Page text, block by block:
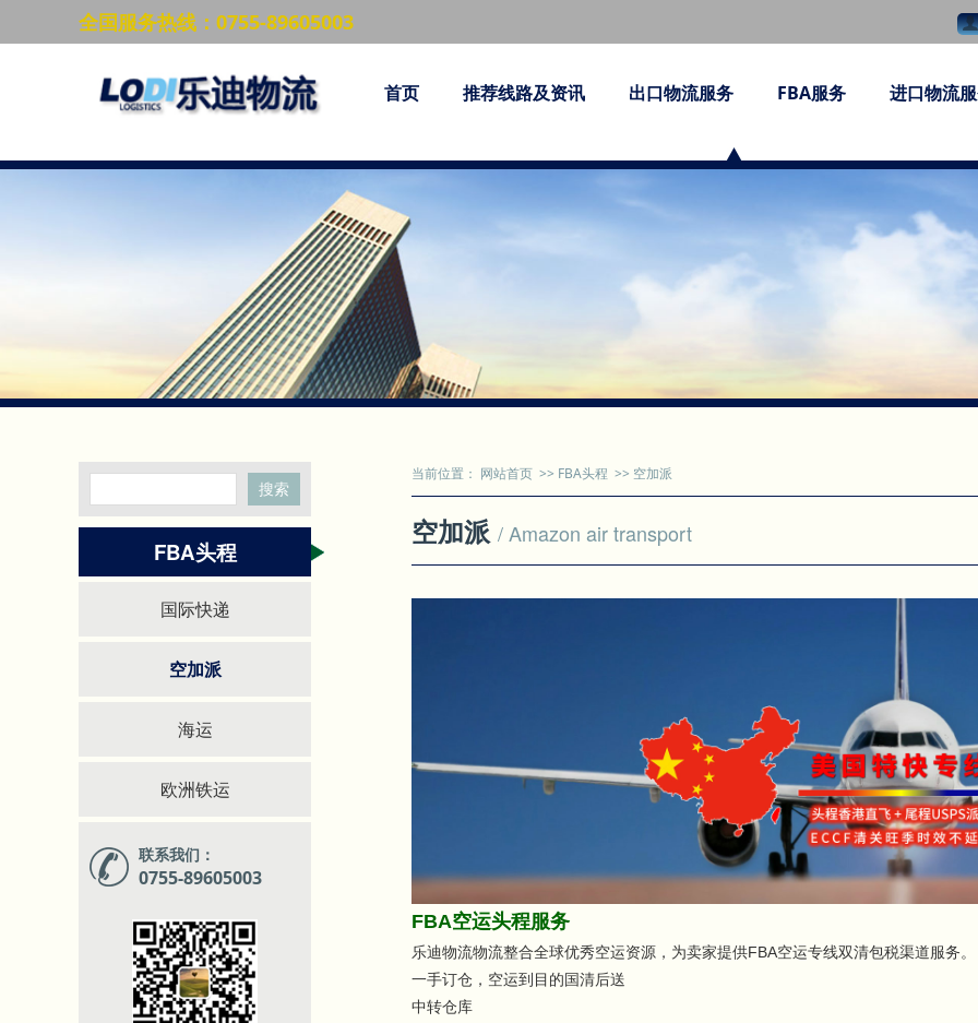
全国服务热线：0755-89605003
首页 推荐线路及资讯 出口物流服务 FBA服务 进口物流
搜索
FBA头程
国际快递
空加派
海运
欧洲铁运
联系我们：
0755-89605003
当前位置： 网站首页 >> FBA头程 >> 空加派
空加派 / Amazon air transport
FBA空运头程服务
乐迪物流物流整合全球优秀空运资源，为卖家提供FBA空运专线双清包税渠道服务。
一手订仓，空运到目的国清后送
中转仓库